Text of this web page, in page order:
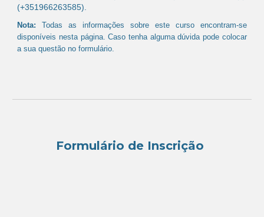
(+351966263585).
Nota: Todas as informações sobre este curso encontram-se
disponíveis nesta página. ​​Caso tenha alguma dúvida pode colocar
a sua questão no formulário.
Formulário de Inscrição